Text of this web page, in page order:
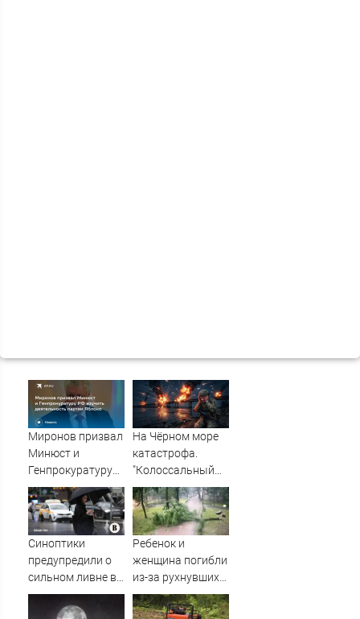
Миронов призвал
Минюст и
Генпрокуратуру
РФ изучить
деятельность
партии Яблоко
На Чёрном море
катастрофа.
"Колоссальный
удар": Такого не
было за всю СВО
Синоптики
предупредили о
сильном ливне в
Москве 7 августа
Ребенок и
женщина погибли
из-за рухнувших
деревьев во
время урагана в